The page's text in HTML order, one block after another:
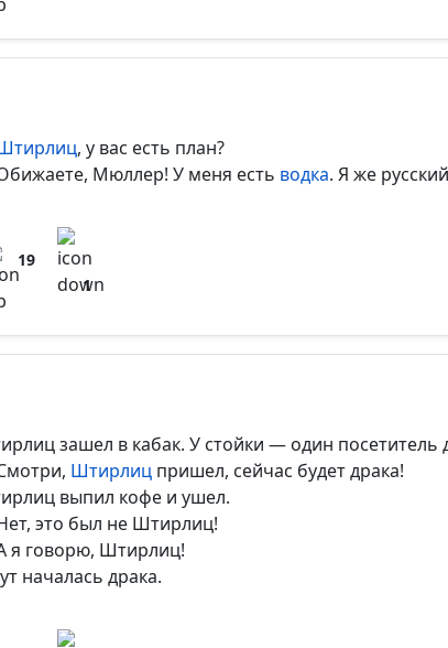
, у вас есть план?
Мюллер! У меня есть водка. Я же
19
1
зашел в кабак. У стойки — один посетитель
Штирлиц пришел, сейчас будет драка!
выпил кофе и ушел.
это был не Штирлиц!
я говорю, Штирлиц!
началась драка.